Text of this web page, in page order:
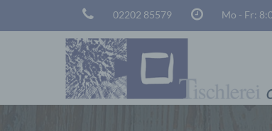
02202 85579 Mo - Fr: